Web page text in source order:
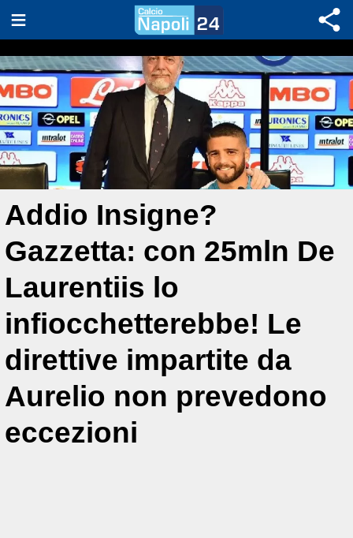
Addio Insigne?
Gazzetta: con 25mln De
Laurentiis lo
infiocchetterebbe! Le
direttive impartite da
Aurelio non prevedono
eccezioni